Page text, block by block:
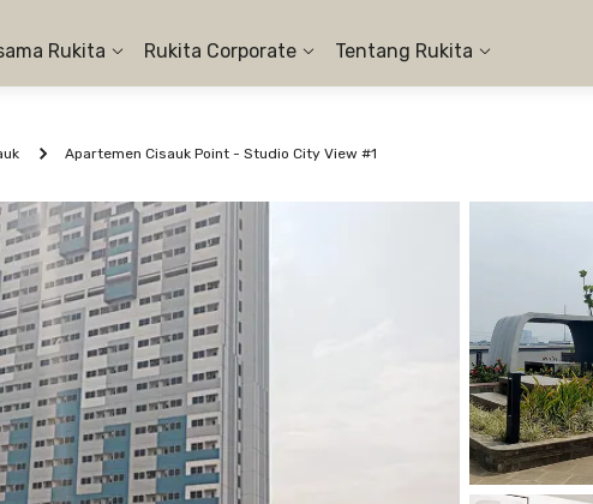
Rukita Rukita Corporate Tentang Rukita
Apartemen Cisauk Point - Studio City View #1